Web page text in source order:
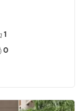
1
0